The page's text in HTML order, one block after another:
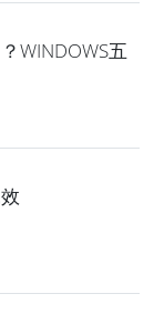
WINDOWS五